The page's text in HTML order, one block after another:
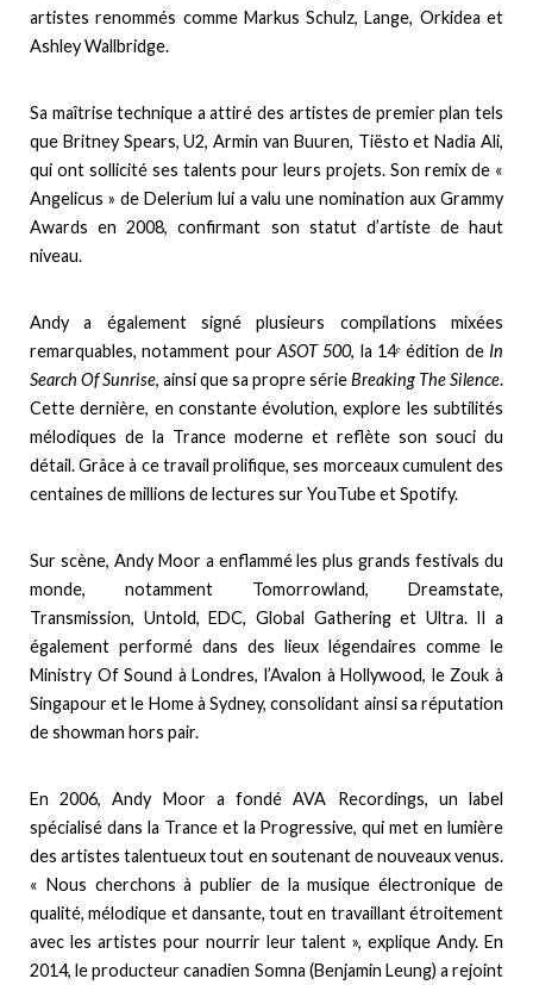
artistes renommés comme Markus Schulz, Lange, Orkidea et
Ashley Wallbridge.
Sa maîtrise technique a attiré des artistes de premier plan tels
que Britney Spears, U2, Armin van Buuren, Tiësto et Nadia Ali,
qui ont sollicité ses talents pour leurs projets. Son remix de «
Angelicus » de Delerium lui a valu une nomination aux Grammy
Awards en 2008, confirmant son statut d’artiste de haut
niveau.
Andy a également signé plusieurs compilations mixées
remarquables, notamment pour ASOT 500, la 14ᵉ édition de In
Search Of Sunrise, ainsi que sa propre sérieBreaking The Silence.
Cette dernière, en constante évolution, explore les subtilités
mélodiques de la Trance moderne et reflète son souci du
détail. Grâce à ce travail prolifique, ses morceaux cumulent des
centaines de millions de lectures sur YouTube et Spotify.
Sur scène, Andy Moor a enflammé les plus grands festivals du
monde, notamment Tomorrowland, Dreamstate,
Transmission, Untold, EDC, Global Gathering et Ultra. Il a
également performé dans des lieux légendaires comme le
Ministry Of Sound à Londres, l’Avalon à Hollywood, le Zouk à
Singapour et le Home à Sydney, consolidant ainsi sa réputation
de showman hors pair.
En 2006, Andy Moor a fondé AVA Recordings, un label
spécialisé dans la Trance et la Progressive, qui met en lumière
des artistes talentueux tout en soutenant de nouveaux venus.
« Nous cherchons à publier de la musique électronique de
qualité, mélodique et dansante, tout en travaillant étroitement
avec les artistes pour nourrir leur talent », explique Andy. En
2014, le producteur canadien Somna (Benjamin Leung) a rejoint